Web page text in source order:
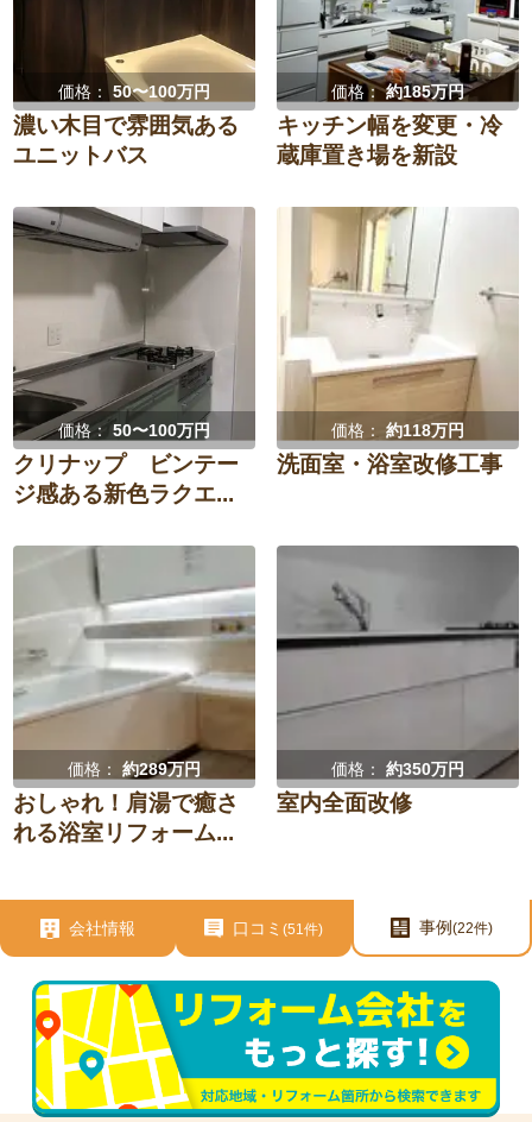
価格：50〜100万円
濃い木目で雰囲気ある
ユニットバス
価格：約185万円
キッチン幅を変更・冷
蔵庫置き場を新設
価格：50〜100万円
クリナップ ビンテー
ジ感ある新色ラクエ...
価格： 約118万円
洗面室・浴室改修工事
価格：約289万円
おしゃれ！肩湯で癒さ
れる浴室リフォーム...
価格： 約350万円
室内全面改修
会社情報 口コミ (51件) 事例 (22件)